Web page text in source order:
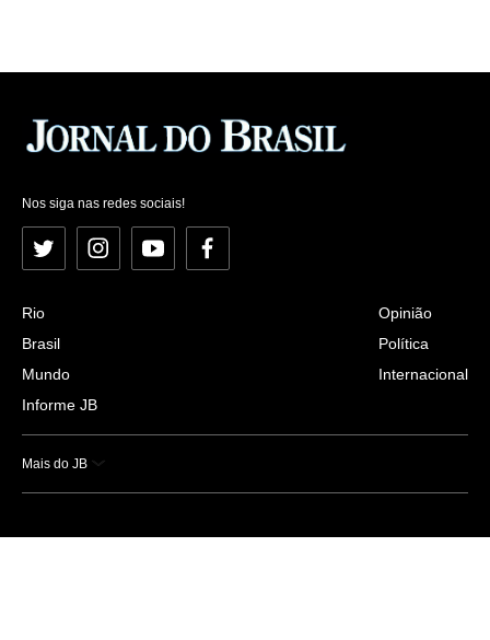
Nos siga nas redes sociais!
Twitter InstagramYouTubeFacebook
Rio
Brasil
Mundo
Informe JB
Opinião
Política
Internacional
Mais do JB
Esportes